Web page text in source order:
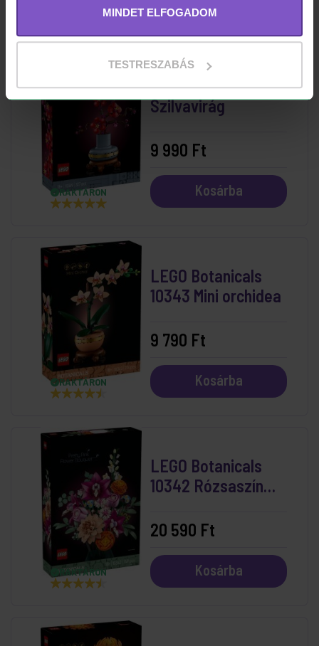
MINDET ELFOGADOM
TESTRESZABÁS
RAKTÁRON
LEGO Icons 10369
Szilvavirág
9 990 Ft
Kosárba
RAKTÁRON
LEGO Botanicals
10343 Mini orchidea
9 790 Ft
Kosárba
RAKTÁRON
LEGO Botanicals
10342 Rózsaszín
20 590 Ft
Kosárba